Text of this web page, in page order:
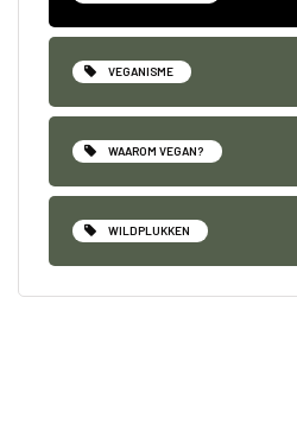
VEGANISME
WAAROM VEGAN?
WILDPLUKKEN